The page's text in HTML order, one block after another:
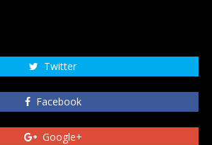
Twitter
Facebook
Google+